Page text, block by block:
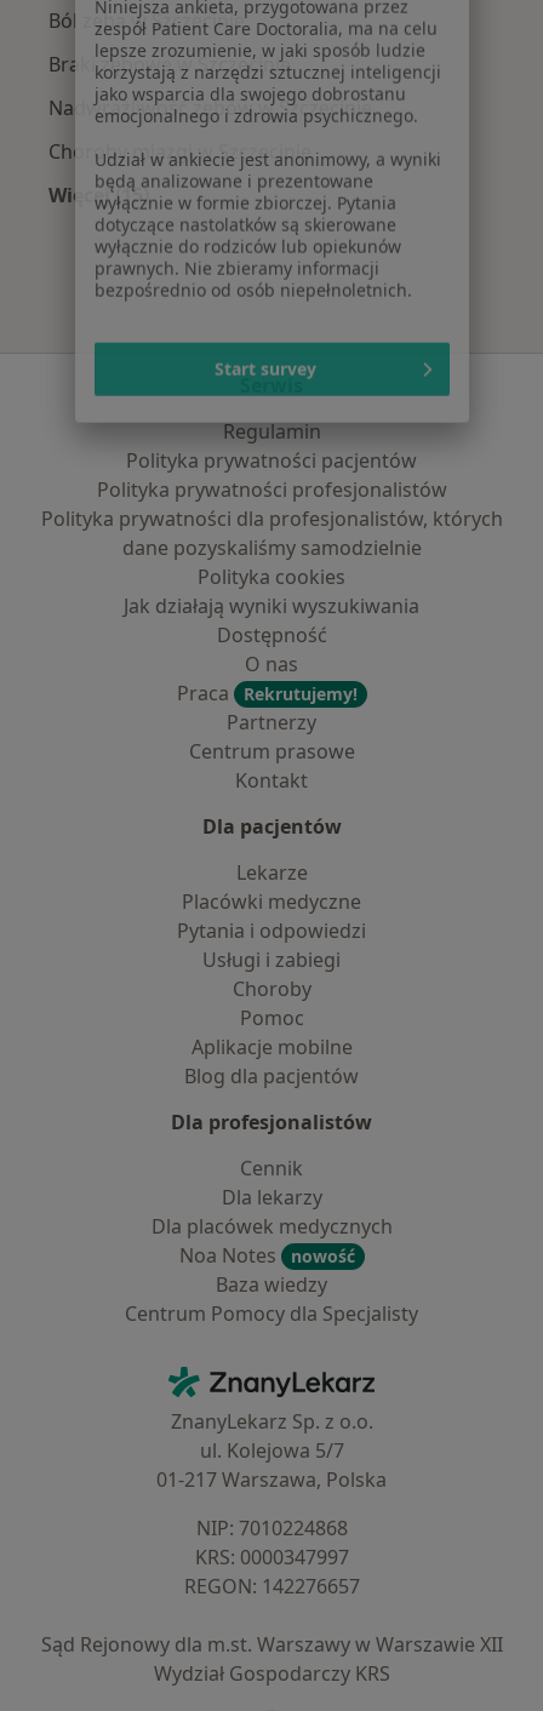
Ból zęba w Szczecinie
Braki zębowe w Szczecinie
Nadwrażliwość zębów w Szczecinie
Choroby miazgi w Szczecinie
Więcej (15)
Więcej w kategorii: Najczęście leczone
Regulamin
Polityka prywatności pacjentów
Polityka prywatności profesjonalistów
Polityka prywatności dla profesjonalistów, których
dane pozyskaliśmy samodzielnie
Polityka cookies
Jak działają wyniki wyszukiwania
Dostępność
O nas
Praca
Rekrutujemy!
Partnerzy
Centrum prasowe
Kontakt
Dla pacjentów
Lekarze
Placówki medyczne
Pytania i odpowiedzi
Usługi i zabiegi
Choroby
Pomoc
Aplikacje mobilne
Blog dla pacjentów
Dla profesjonalistów
Cennik
Dla lekarzy
Dla placówek medycznych
Noa Notes
nowość
Baza wiedzy
Centrum Pomocy dla Specjalisty
ZnanyLekarz - Strona główna
ZnanyLekarz Sp. z o.o.
ul. Kolejowa 5/7
01-217 Warszawa, Polska
NIP: ⁠7010224868
KRS: ⁠0000347997
REGON: ⁠142276657
Sąd Rejonowy dla m.st. Warszawy w Warszawie XII
Wydział Gospodarczy KRS
zespół Patient Care Doctoralia, ma na celu
lepsze zrozumienie, w jaki sposób ludzie
korzystają z narzędzi sztucznej inteligencji
jako wsparcia dla swojego dobrostanu
emocjonalnego i zdrowia psychicznego.
będą analizowane i prezentowane
wyłącznie w formie zbiorczej. Pytania
dotyczące nastolatków są skierowane
wyłącznie do rodziców lub opiekunów
prawnych. Nie zbieramy informacji
bezpośrednio od osób niepełnoletnich.